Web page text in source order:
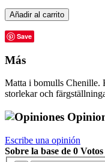
Añadir al carrito
Save
Más
Matta i bomulls Chenille.
storlekar och
Escribe una opinión
Sobre la base de 0 Votos